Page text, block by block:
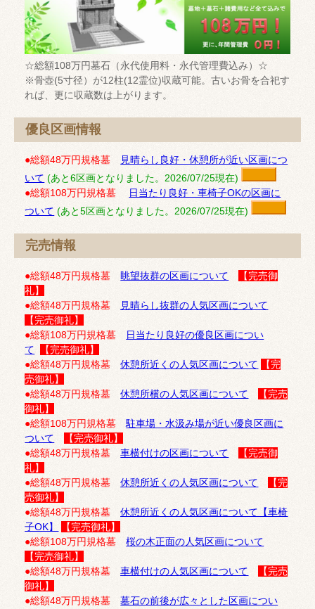
☆総額108万円墓石（永代使用料・永代管理費込み）☆
※骨壺(5寸径）が12柱(12霊位)収蔵可能。古いお骨を合祀す
れば、更に収蔵数は上がります。
優良区画情報
●総額48万円規格墓
見晴らし良好・休憩所が近い区画につ
いて (あと6区画となりました。2026/07/25現在)
●総額108万円規格墓
日当たり良好・車椅子OKの区画に
ついて (あと5区画となりました。2026/07/25現在)
完売情報
●総額48万円規格墓 眺望抜群の区画について
【完売御
礼】
●総額48万円規格墓
見晴らし抜群の人気区画について
【完売御礼】
●総額108万円規格墓
日当たり良好の優良区画につい
て
【完売御礼】
●総額48万円規格墓休憩所近くの人気区画について
【完
売御礼】
●総額48万円規格墓休憩所横の人気区画について
【完売
御礼】
●総額108万円規格墓
駐車場・水汲み場が近い優良区画に
ついて
【完売御礼】
●総額48万円規格墓
車横付けの区画について
【完売御
礼】
●総額48万円規格墓休憩所近くの人気区画について
【完
売御礼】
●総額48万円規格墓休憩所近くの人気区画について【車椅
子OK】
【完売御礼】
●総額108万円規格墓桜の木正面の人気区画について
【完売御礼】
●総額48万円規格墓車横付けの人気区画について
【完売
御礼】
●総額48万円規格墓
墓石の前後が広々とした区画につい